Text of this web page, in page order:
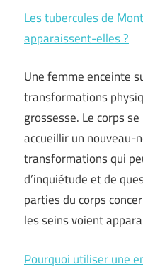
Les tubercules de
apparaissent-elles ?
Une femme enceinte
transformations
grossesse. Le corps
accueillir un nouveau-
transformations qui
d’inquiétude et de
parties du corps
les seins voient
Pourquoi utiliser une